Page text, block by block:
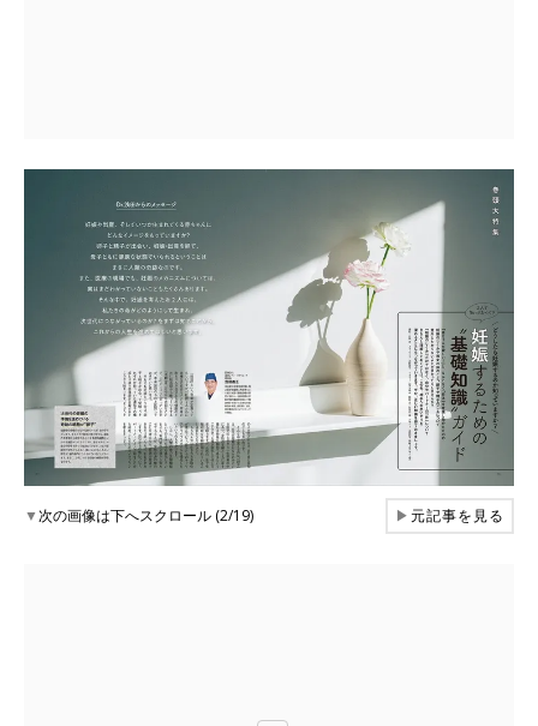
▼次の画像は下へスクロール (2/19) ▶元記事を見る